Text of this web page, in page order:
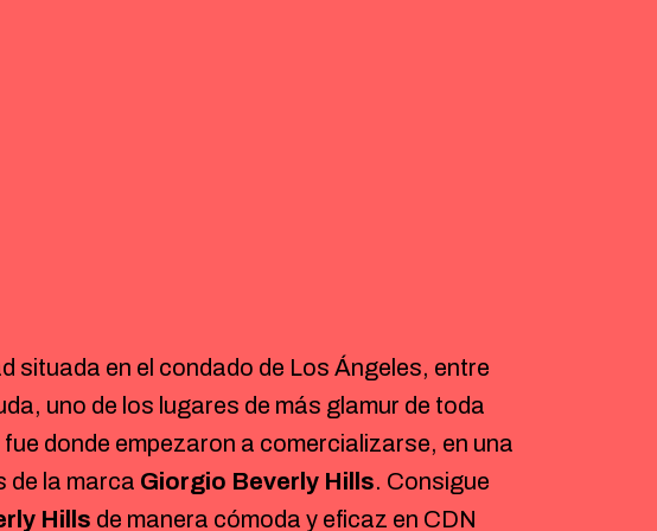
situada en el condado de Los Ángeles, entre
uno de los lugares de más glamur de toda
donde empezaron a comercializarse, en una
de la marca Giorgio Beverly Hills. Consigue
Hills de manera cómoda y eficaz en CDN